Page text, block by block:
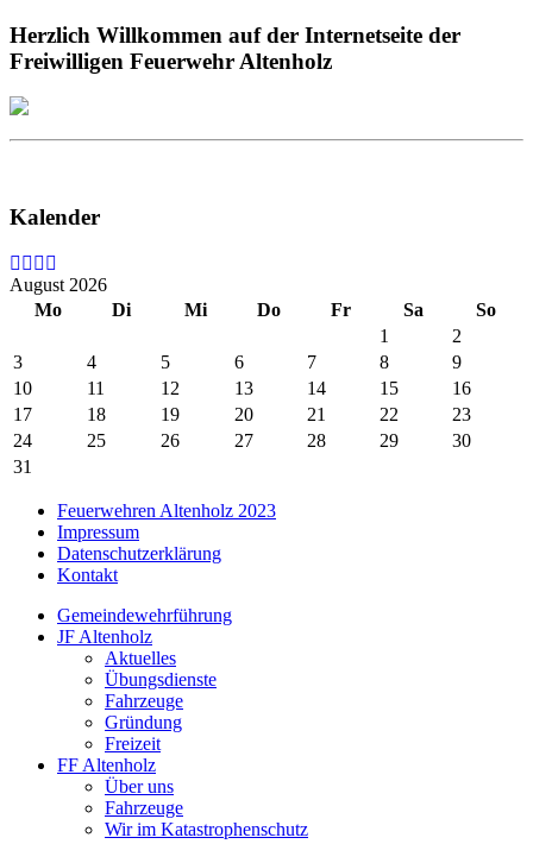
Herzlich Willkommen auf der Internetseite der
Freiwilligen Feuerwehr Altenholz
Kalender
August 2026
Mo
Di Mi Do Fr Sa
So
1
2
3
4 5 6 7 8
9
10
11 12 13 14 15
16
17
18 19 20 21 22
23
24
25 26 27 28 29
30
31
Feuerwehren Altenholz 2023
Impressum
Datenschutzerklärung
Kontakt
Gemeindewehrführung
JF Altenholz
Aktuelles
Übungsdienste
Fahrzeuge
Gründung
Freizeit
FF Altenholz
Über uns
Fahrzeuge
Wir im Katastrophenschutz